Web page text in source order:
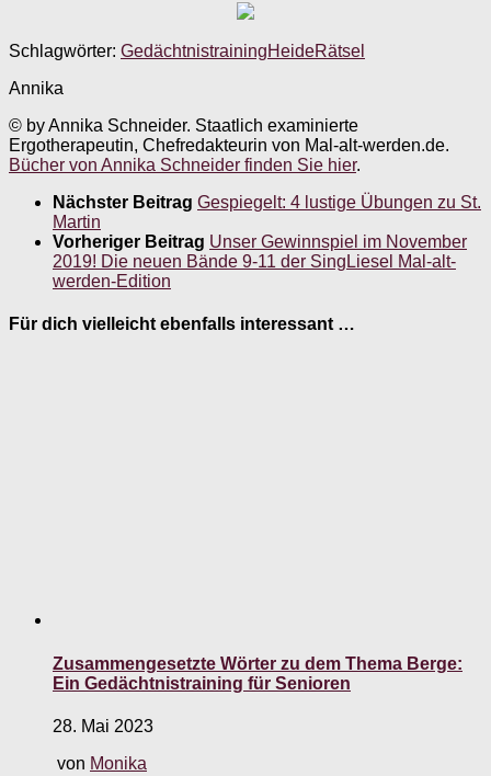
Schlagwörter: GedächtnistrainingHeideRätsel
Annika
© by Annika Schneider. Staatlich examinierte
Ergotherapeutin, Chefredakteurin von Mal-alt-werden.de.
Bücher von Annika Schneider finden Sie hier.
Nächster Beitrag Gespiegelt: 4 lustige Übungen zu St.
Martin
Vorheriger Beitrag Unser Gewinnspiel im November
2019! Die neuen Bände 9-11 der SingLiesel Mal-alt-
werden-Edition
Für dich vielleicht ebenfalls interessant …
Zusammengesetzte Wörter zu dem Thema Berge:
Ein Gedächtnistraining für Senioren
28. Mai 2023
von Monika